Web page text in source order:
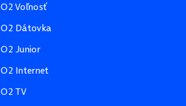
O2 Voľnosť
O2 Dátovka
O2 Junior
O2 Internet
O2 TV